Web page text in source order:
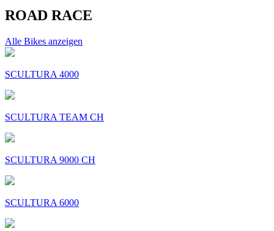
ROAD RACE
Alle Bikes anzeigen
SCULTURA 4000
SCULTURA TEAM CH
SCULTURA 9000 CH
SCULTURA 6000